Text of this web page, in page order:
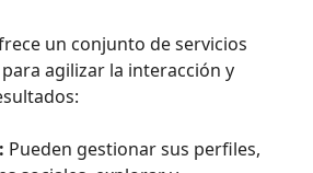
un conjunto de servicios
agilizar la interacción y
Pueden gestionar sus perfiles,